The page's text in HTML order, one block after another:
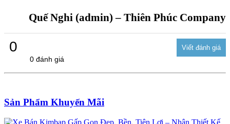
Quế Nghi (admin) – Thiên Phúc Company
0
0 đánh giá
Sản Phẩm Khuyến Mãi